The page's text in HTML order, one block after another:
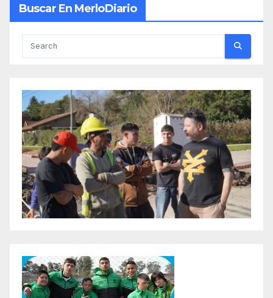
Buscar En MerloDiario